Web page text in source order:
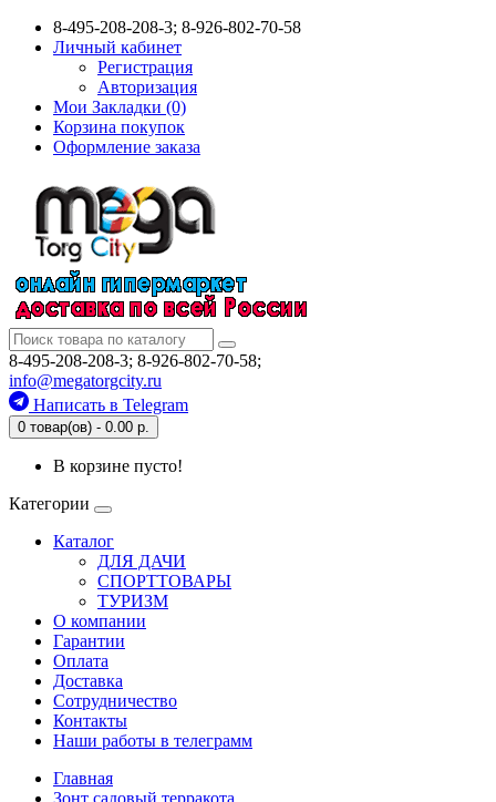
8-495-208-208-3; 8-926-802-70-58
Личный кабинет
Регистрация
Авторизация
Мои Закладки (0)
Корзина покупок
Оформление заказа
8-495-208-208-3; 8-926-802-70-58;
info@megatorgcity.ru
Написать в Telegram
0 товар(ов) - 0.00 р.
В корзине пусто!
Категории
Каталог
ДЛЯ ДАЧИ
СПОРТТОВАРЫ
ТУРИЗМ
О компании
Гарантии
Оплата
Доставка
Сотрудничество
Контакты
Наши работы в телеграмм
Главная
Зонт садовый терракота